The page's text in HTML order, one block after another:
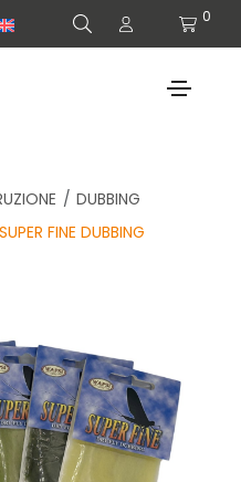
0
DUBBING
SUPER FINE DUBBING